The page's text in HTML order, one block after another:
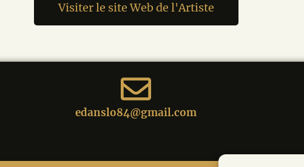
Visiter le site Web de l'Artiste
edanslo84@gmail.com